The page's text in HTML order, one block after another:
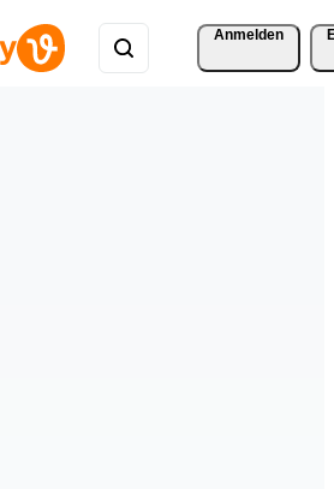
Anmelden